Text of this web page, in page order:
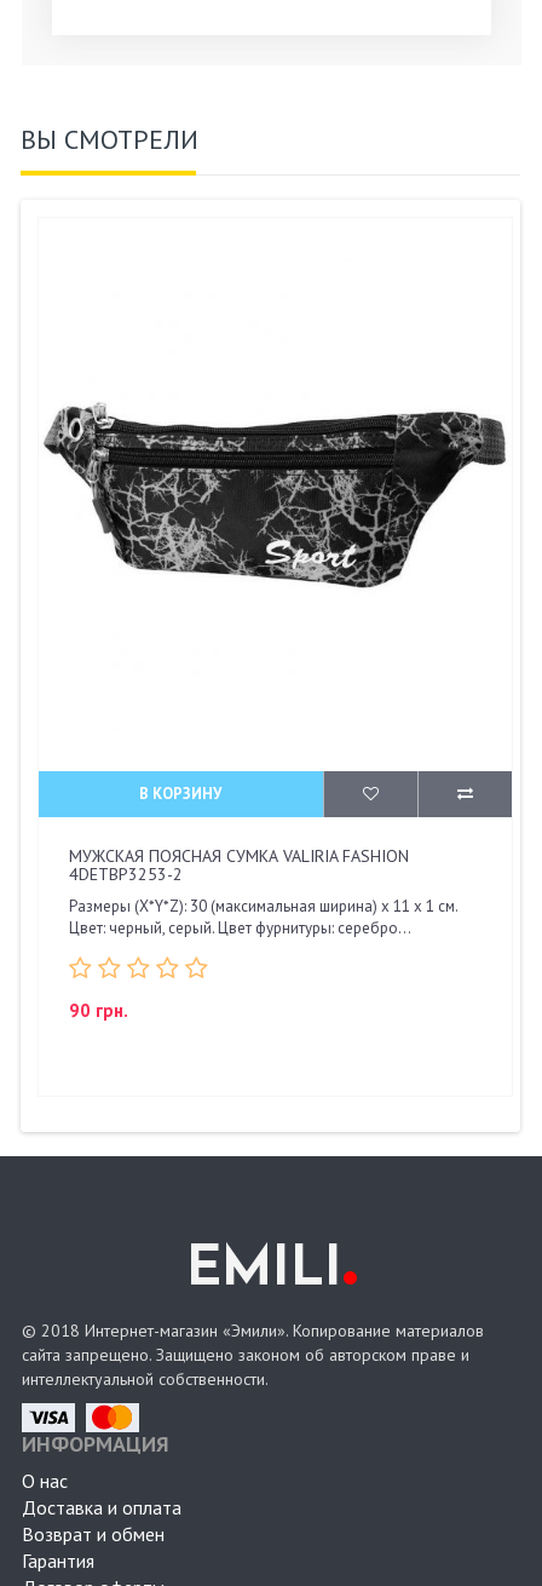
ВЫ СМОТРЕЛИ
В КОРЗИНУ
МУЖСКАЯ ПОЯСНАЯ СУМКА VALIRIA FASHION
4DETBP3253-2
Размеры (X*Y*Z): 30 (максимальная ширина) х 11 х 1 см.
Цвет: черный, серый. Цвет фурнитуры: серебро...
90 грн.
EMILI.
© 2018 Интернет-магазин «Эмили». Копирование материалов
сайта запрещено. Защищено законом об авторском праве и
интеллектуальной собственности.
ИНФОРМАЦИЯ
О нас
Доставка и оплата
Возврат и обмен
Гарантия